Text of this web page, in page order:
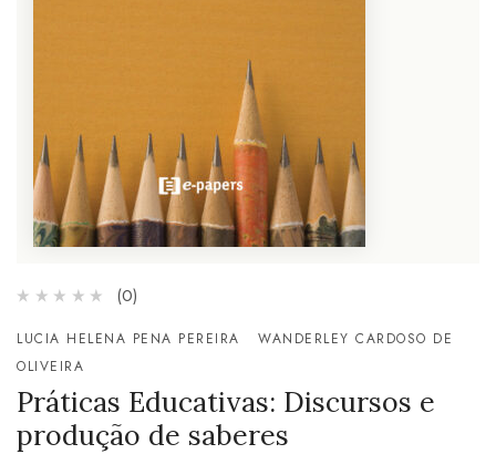
(0)
LUCIA HELENA PENA PEREIRA
WANDERLEY CARDOSO DE
OLIVEIRA
Práticas Educativas: Discursos e
produção de saberes